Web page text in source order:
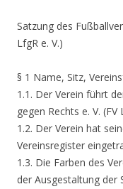
Satzung des
LfgR e. V.)
§ 1 Name, Sitz,
1.1. Der Verein führt
gegen Rechts e. V. (FV
1.2. Der Verein hat
Vereinsregister
1.3. Die Farben des
der Ausgestaltung der